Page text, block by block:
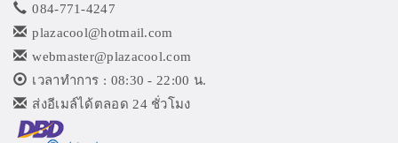
084-771-4247
plazacool@hotmail.com
webmaster@plazacool.com
เวลาทำการ : 08:30 - 22:00 น.
ส่งอีเมล์ได้ตลอด 24 ชั่วโมง